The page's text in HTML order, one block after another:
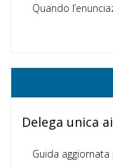
Quando
Delega unica
Guida